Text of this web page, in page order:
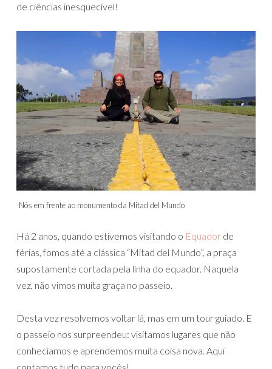
de ciências inesquecível!
Nós em frente ao monumento da Mitad del Mundo
Há 2 anos, quando estivemos visitando o Equador de
férias, fomos até a clássica “Mitad del Mundo”, a praça
supostamente cortada pela linha do equador. Naquela
vez, não vimos muita graça no passeio.
Desta vez resolvemos voltar lá, mas em um tour guiado. E
o passeio nos surpreendeu: visitamos lugares que não
conhecíamos e aprendemos muita coisa nova. Aqui